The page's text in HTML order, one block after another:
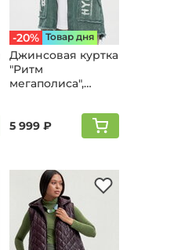
-20% Товар дня
Джинсовая куртка
"Ритм
мегаполиса",
5 999 ₽